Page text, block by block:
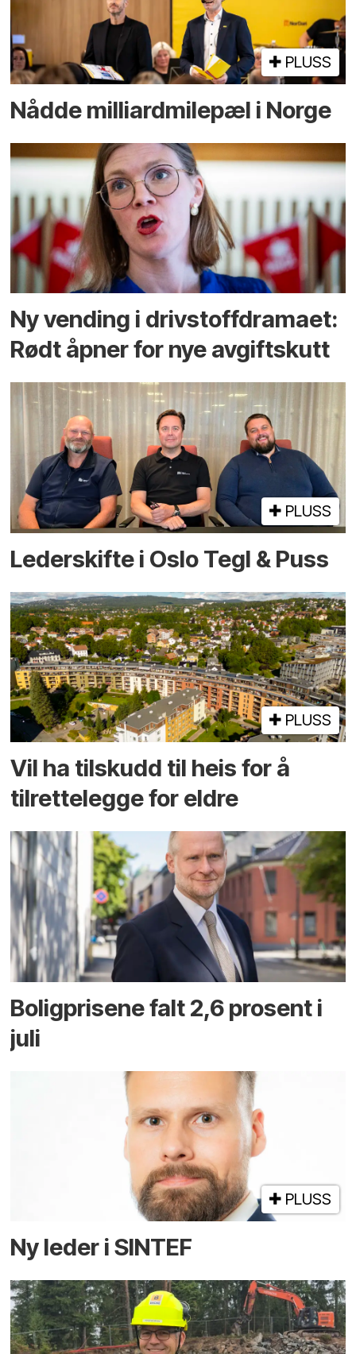
PLUSS
Nådde milliard­­milepæl i Norge
Ny vending i drivstoffdramaet:
Rødt åpner for nye avgiftskutt
PLUSS
Lederskifte i Oslo Tegl & Puss
PLUSS
Vil ha tilskudd til heis for å
tilrettelegge for eldre
Boligprisene falt 2,6 prosent i
juli
PLUSS
Ny leder i SINTEF